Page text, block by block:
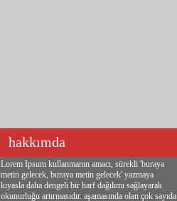
hakkımda
Lorem Ipsum kullanmanın amacı, sürekli 'buraya
metin gelecek, buraya metin gelecek' yazmaya
kıyasla daha dengeli bir harf dağılımı sağlayarak
okunurluğu artırmasıdır. aşamasında olan çok sayıda